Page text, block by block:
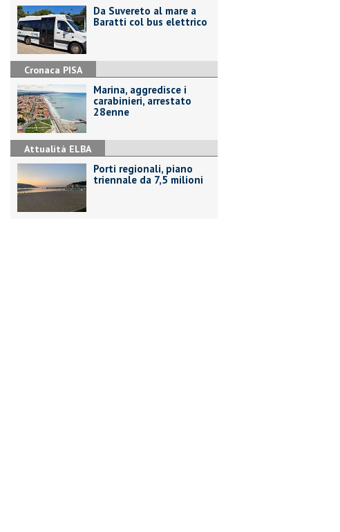
Da Suvereto al mare a
Baratti col bus elettrico
Cronaca PISA
Marina, aggredisce i
carabinieri, arrestato
28enne
Attualità ELBA
Porti regionali, piano
triennale da 7,5 milioni